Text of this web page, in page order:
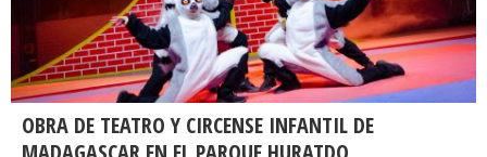
OBRA DE TEATRO Y CIRCENSE INFANTIL DE